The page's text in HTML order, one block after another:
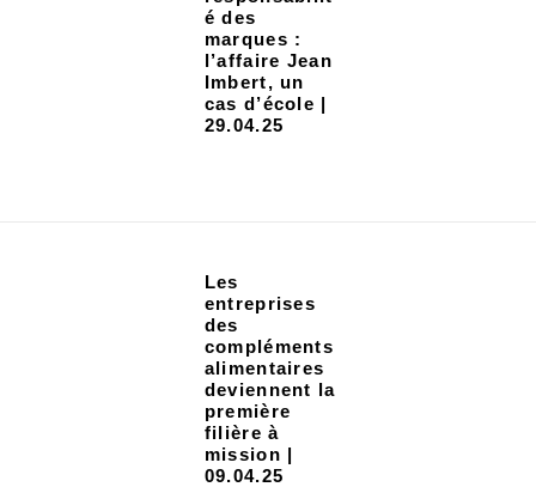
é des
marques :
l’affaire Jean
Imbert, un
cas d’école |
29.04.25
Les
entreprises
des
compléments
alimentaires
deviennent la
première
filière à
mission |
09.04.25